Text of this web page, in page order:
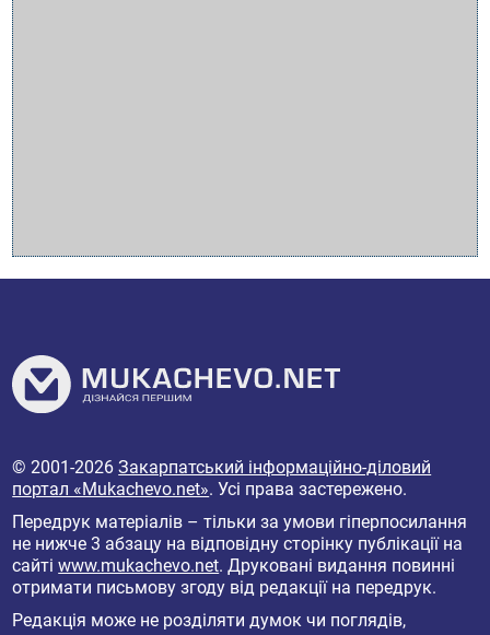
© 2001-2026Закарпатський інформаційно-діловий
портал «Mukachevo.net». Усі права застережено.
Передрук матеріалів – тільки за умови гіперпосилання
не нижче 3 абзацу на відповідну сторінку публікації на
сайтіwww.mukachevo.net. Друковані видання повинні
отримати письмову згоду від редакції на передрук.
Редакція може не розділяти думок чи поглядів,